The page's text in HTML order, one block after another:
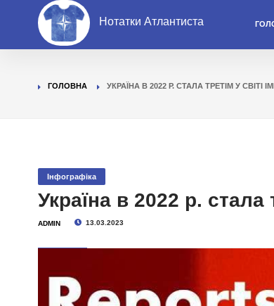
Нотатки Атлантиста
ГОЛОВНА УКРАЇНА В 2022 Р. СТАЛА ТРЕТІМ У СВІТІ
Інфографіка
Україна в 2022 р. стала
ADMIN 13.03.2023